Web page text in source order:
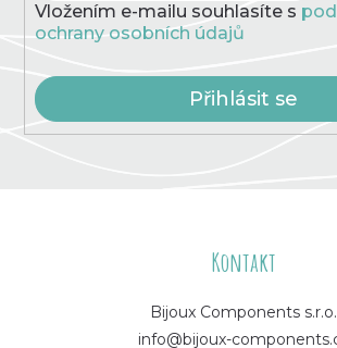
Vložením e-mailu souhlasíte s
ochrany osobních údajů
Přihlásit se
Kontakt
Bijoux Components s.r.o.
info@bijoux-